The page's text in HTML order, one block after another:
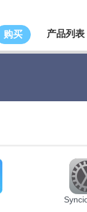
购买 产品列表